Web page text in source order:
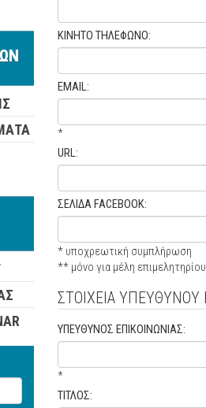
ΚΙΝΗΤΟ ΤΗΛΕΦΩΝΟ:
EMAIL:
*
URL:
ΣΕΛΙΔΑ FACEBOOK:
* υποχρεωτική συμπλήρωση
** μόνο για μέλη επιμελητηρίου
ΣΤΟΙΧΕΙΑ ΥΠΕΥΘΥΝΟΥ
ΥΠΕΥΘΥΝΟΣ ΕΠΙΚΟΙΝΩΝΙΑΣ:
*
ΤΙΤΛΟΣ: